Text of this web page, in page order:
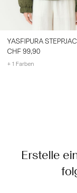
YASFIPURA
CHF 99,90
+ 1 Farben
Erstelle